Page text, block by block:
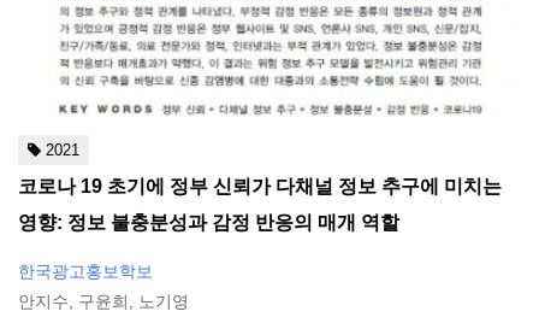
2021
코로나 19 초기에 정부 신뢰가 다채널 정보 추구에 미치는
영향: 정보 불충분성과 감정 반응의 매개 역할
한국광고홍보학보
안지수, 구윤희, 노기영